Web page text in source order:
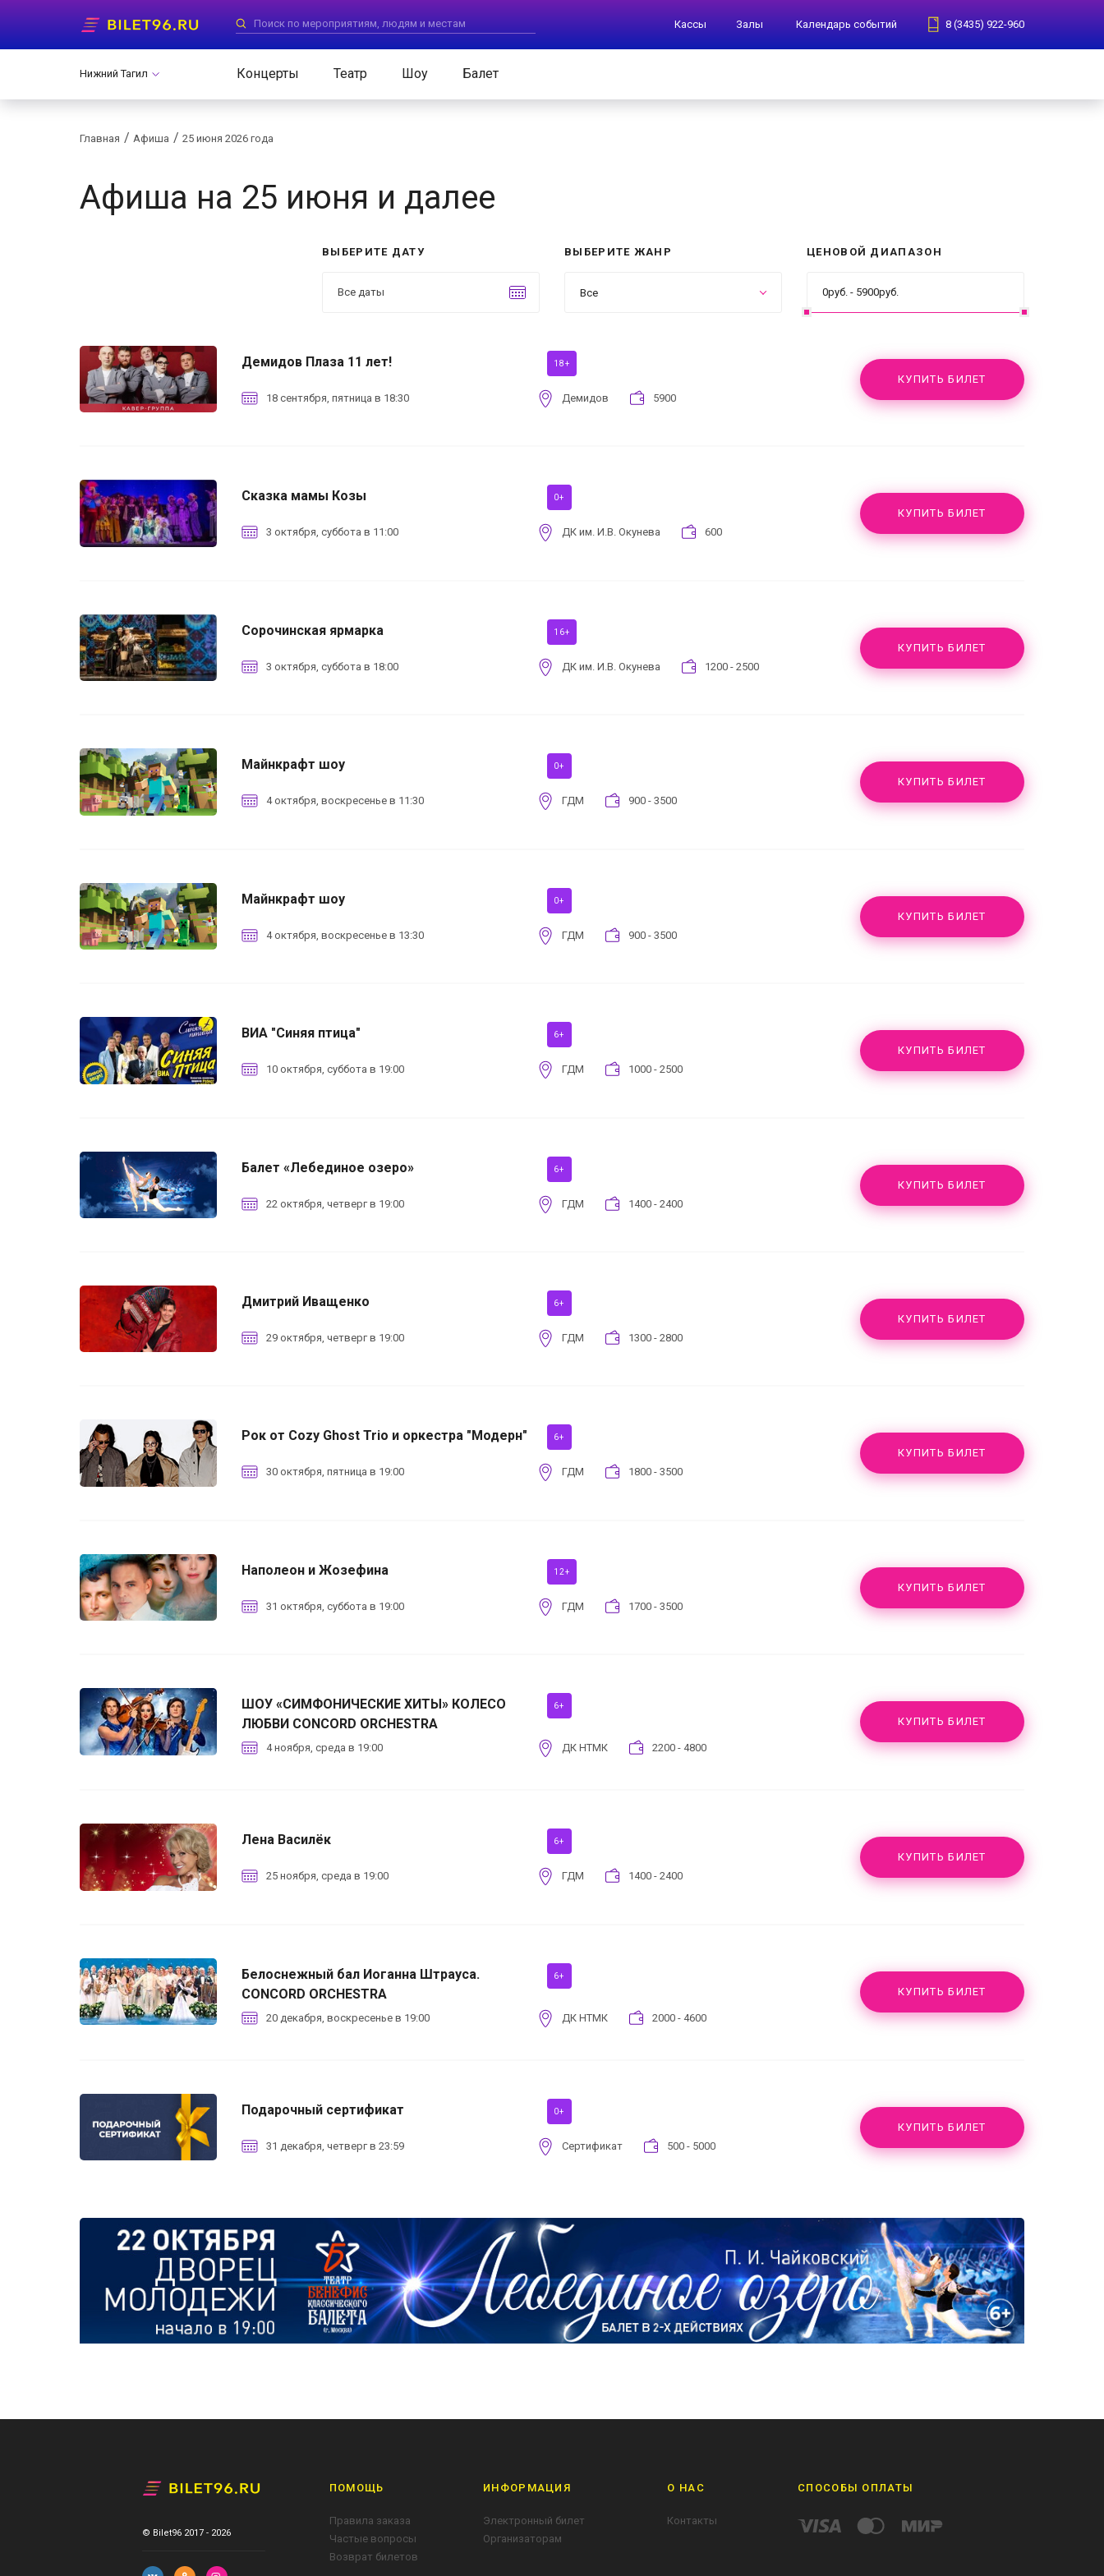
8 (3435) 922-960
Кассы Залы Календарь событий
Нижний Тагил Концерты Театр Шоу Балет
Главная Афиша 25 июня 2026 года
Афиша на 25 июня и далее
ВЫБЕРИТЕ ДАТУ ВЫБЕРИТЕ ЖАНР
Все
ЦЕНОВОЙ ДИАПАЗОН
Демидов Плаза 11 лет! 18+
18 сентября, пятница в 18:30 Демидов 5900
КУПИТЬ БИЛЕТ
Сказка мамы Козы 0+
3 октября, суббота в 11:00 ДК им. И.В. Окунева 600
КУПИТЬ БИЛЕТ
Сорочинская ярмарка 16+
3 октября, суббота в 18:00 ДК им. И.В. Окунева 1200 - 2500
КУПИТЬ БИЛЕТ
Майнкрафт шоу 0+
4 октября, воскресенье в 11:30 ГДМ 900 - 3500
КУПИТЬ БИЛЕТ
Майнкрафт шоу 0+
4 октября, воскресенье в 13:30 ГДМ 900 - 3500
КУПИТЬ БИЛЕТ
ВИА "Синяя птица" 6+
10 октября, суббота в 19:00 ГДМ 1000 - 2500
КУПИТЬ БИЛЕТ
Балет «Лебединое озеро» 6+
22 октября, четверг в 19:00 ГДМ 1400 - 2400
КУПИТЬ БИЛЕТ
Дмитрий Иващенко 6+
29 октября, четверг в 19:00 ГДМ 1300 - 2800
КУПИТЬ БИЛЕТ
Рок от Cozy Ghost Trio и оркестра "Модерн" 6+
30 октября, пятница в 19:00 ГДМ 1800 - 3500
КУПИТЬ БИЛЕТ
Наполеон и Жозефина 12+
31 октября, суббота в 19:00 ГДМ 1700 - 3500
КУПИТЬ БИЛЕТ
ШОУ «СИМФОНИЧЕСКИЕ ХИТЫ» КОЛЕСО
ЛЮБВИ CONCORD ORCHESTRA
6+
4 ноября, среда в 19:00 ДК НТМК 2200 - 4800
КУПИТЬ БИЛЕТ
Лена Василёк 6+
25 ноября, среда в 19:00 ГДМ 1400 - 2400
КУПИТЬ БИЛЕТ
Белоснежный бал Иоганна Штрауса.
CONCORD ORCHESTRA
6+
20 декабря, воскресенье в 19:00 ДК НТМК 2000 - 4600
КУПИТЬ БИЛЕТ
Подарочный сертификат 0+
31 декабря, четверг в 23:59 Сертификат 500 - 5000
КУПИТЬ БИЛЕТ
© Bilet96 2017 - 2026
ПОМОЩЬ
Правила заказа
Частые вопросы
Возврат билетов
ИНФОРМАЦИЯ
Электронный билет
Организаторам
О НАС
Контакты
СПОСОБЫ ОПЛАТЫ